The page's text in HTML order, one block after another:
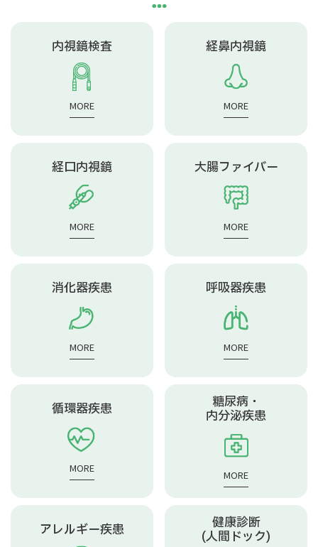
内視鏡検査
MORE
経鼻内視鏡
MORE
経口内視鏡
MORE
大腸ファイバー
MORE
消化器疾患
MORE
呼吸器疾患
MORE
循環器疾患
MORE
糖尿病・
内分泌疾患
MORE
アレルギー疾患
健康診断
(人間ドック)